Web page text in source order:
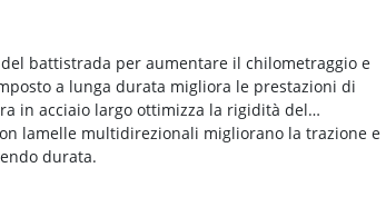
battistrada per aumentare il chilometraggio e
a lunga durata migliora le prestazioni di
in acciaio largo ottimizza la rigidità del
lamelle multidirezionali migliorano la trazione e
durata.